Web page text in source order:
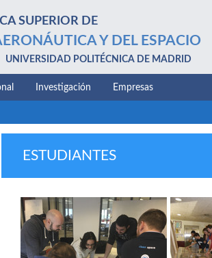
SUPERIOR DE
Y DEL ESPACIO
UNIVERSIDAD POLITÉCNICA DE MADRID
Investigación Empresas
ESTUDIANTES